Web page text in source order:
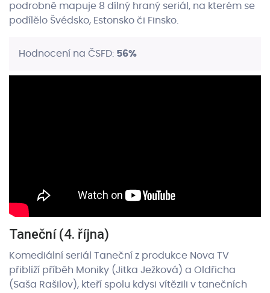
podrobně mapuje 8 dílný hraný seriál, na kterém se
podílělo Švédsko, Estonsko či Finsko.
Hodnocení na ČSFD: 56%
Taneční (4. října)
Komediální seriál Taneční z produkce Nova TV
přiblíží příběh Moniky (Jitka Ježková) a Oldřicha
(Saša Rašilov), kteří spolu kdysi vítězili v tanečních